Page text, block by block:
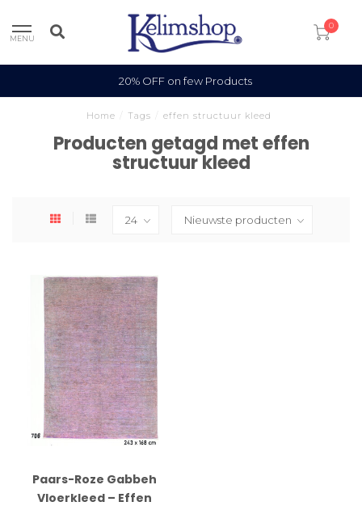
MENU
0
20% OFF on few Products
Home Tags effen structuur kleed
Producten getagd met effen
structuur kleed
Paars-Roze Gabbeh
Vloerkleed – Effen